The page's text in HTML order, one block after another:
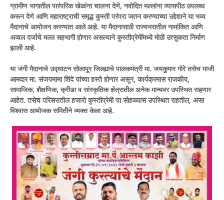
ग्रामीण भागातील पारंपरिक खेळांना चालना देणे, नवोदित मल्लांना व्यासपीठ उपलब्ध
करून देणे आणि महाराष्ट्राची समृद्ध कुस्ती परंपरा जतन करण्याच्या उद्देशाने या भव्य
मैदानाचे आयोजन करण्यात आले आहे. या मैदानासाठी राज्यभरातील नामांकित आणि
अव्वल दर्जाचे मल्ल सहभागी होणार असल्याने कुस्तीप्रेमींमध्ये मोठी उत्सुकता निर्माण
झाली आहे.
या जंगी मैदानाचे उद्घाटन सोलापूर जिल्ह्याचे पालकमंत्री मा. जयकुमार गोरे तसेच माजी
आमदार मा. संजयमामा शिंदे यांच्या हस्ते होणार असून, कार्यक्रमास राजकीय,
सामाजिक, शैक्षणिक, क्रीडा व सांस्कृतिक क्षेत्रातील अनेक मान्यवर उपस्थित राहणार
आहेत. तसेच परिसरातील हजारो कुस्तीप्रेमी या सोहळ्यास उपस्थित राहतील, असा
विश्वास आयोजक समितीने व्यक्त केला आहे.